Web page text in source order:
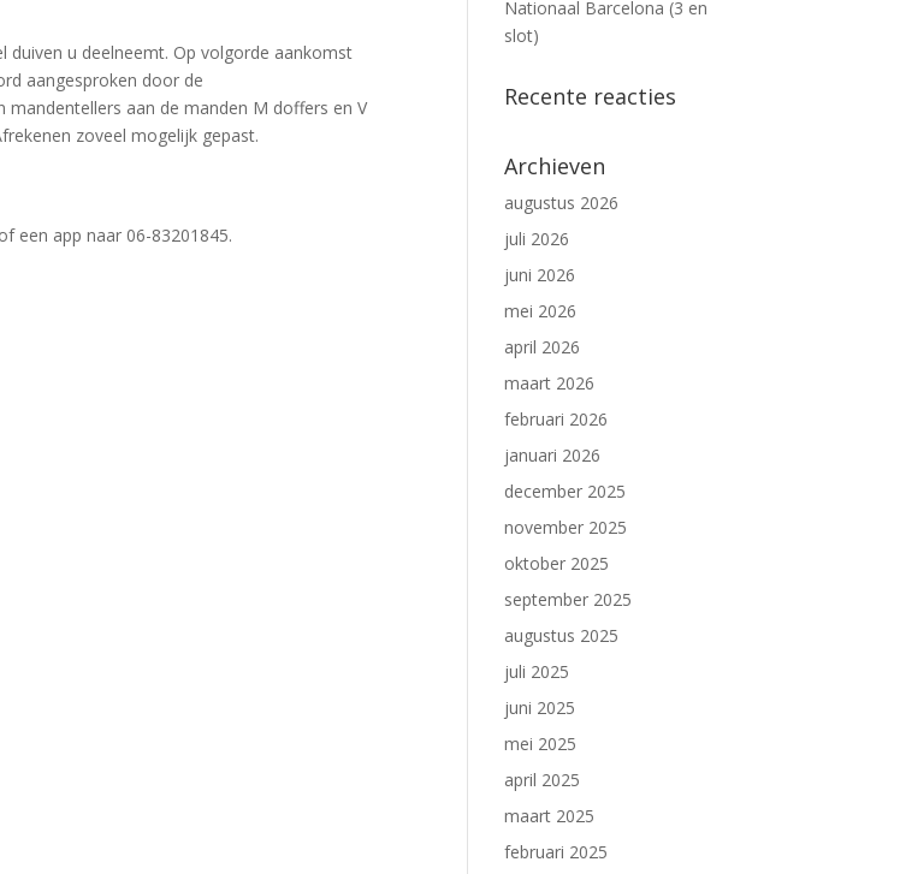
duiven u deelneemt. Op volgorde aankomst
aangesproken door de
aan de manden M doffers en V
zoveel mogelijk gepast.
een app naar 06-83201845.
Nationaal Barcelona (3 en
slot)
Recente reacties
Archieven
augustus 2026
juli 2026
juni 2026
mei 2026
april 2026
maart 2026
februari 2026
januari 2026
december 2025
november 2025
oktober 2025
september 2025
augustus 2025
juli 2025
juni 2025
mei 2025
april 2025
maart 2025
februari 2025